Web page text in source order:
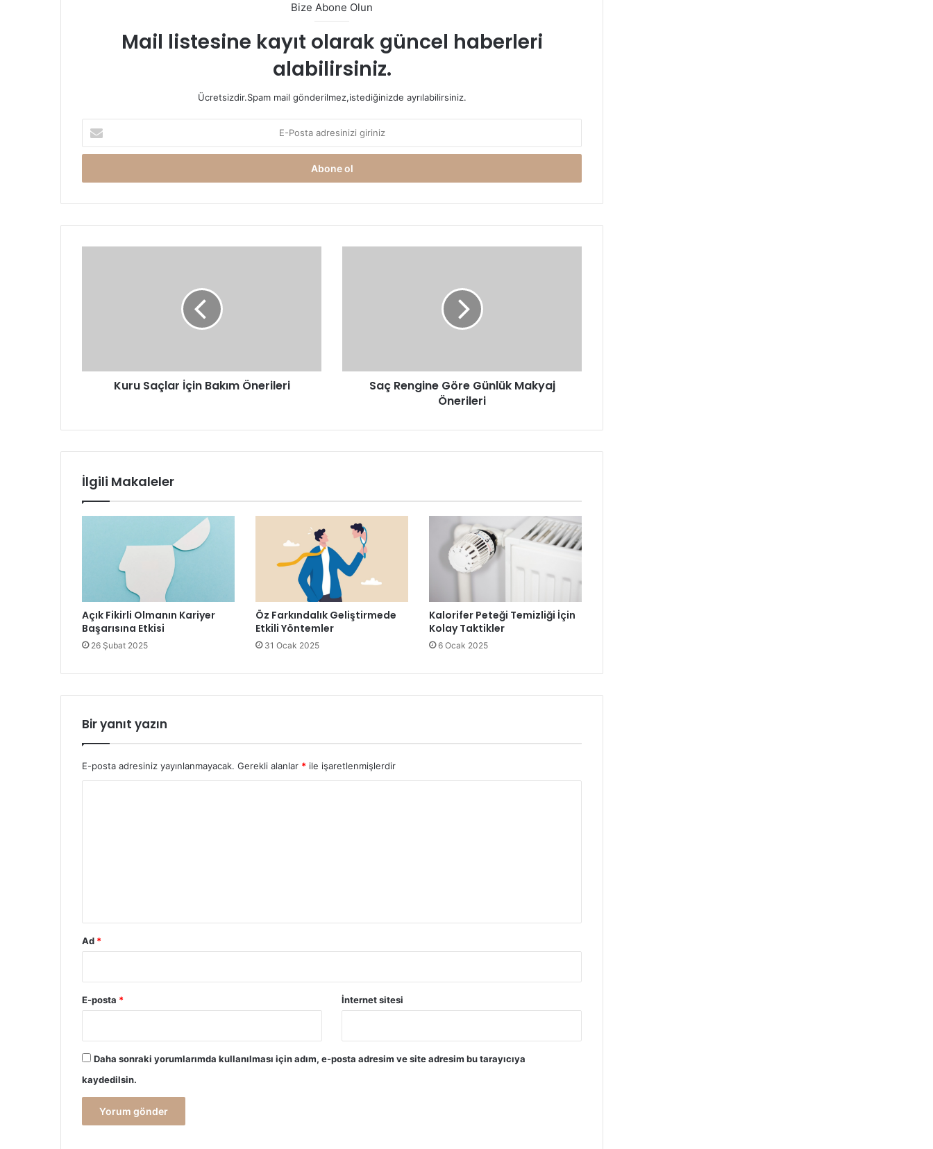
Bize Abone Olun
Mail listesine kayıt olarak güncel haberleri
alabilirsiniz.
Ücretsizdir.Spam mail gönderilmez,istediğinizde ayrılabilirsiniz.
Posta
adresinizi
Kuru Saçlar İçin Bakım Önerileri
Saç Rengine Göre Günlük Makyaj
Önerileri
İlgili Makaleler
Açık Fikirli Olmanın Kariyer
Başarısına Etkisi
26 Şubat 2025
Öz Farkındalık Geliştirmede
Etkili Yöntemler
31 Ocak 2025
Kalorifer Peteği Temizliği İçin
Kolay Taktikler
6 Ocak 2025
Bir yanıt yazın
E-posta adresiniz yayınlanmayacak. Gerekli alanlar * ile işaretlenmişlerdir
Ad *
E-posta * İnternet sitesi
Daha sonraki yorumlarımda kullanılması için adım, e-posta adresim ve site adresim bu tarayıcıya
kaydedilsin.